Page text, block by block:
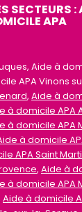
SECTEURS :
APA
Aide à
APA Vinons
, Aide à
à domicile APA
à domicile APA
à domicile
APA Saint
, Aide à
à domicile APA
Aide à domicile